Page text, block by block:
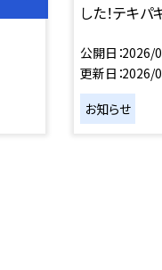
した！テキパ
公開日 2026/
更新日 2026/
お知らせ